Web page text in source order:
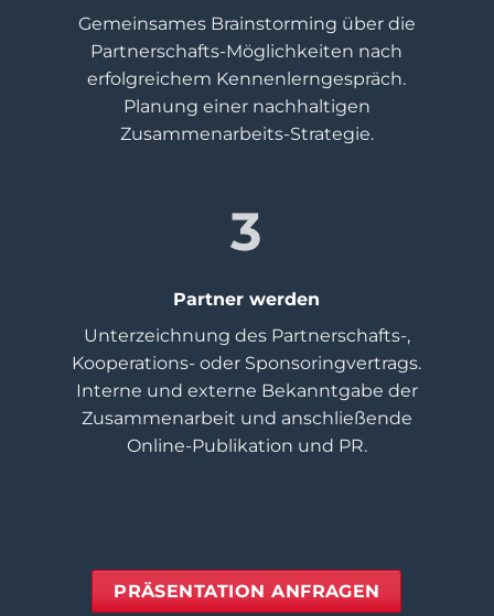
Gemeinsames Brainstorming über die
Partnerschafts-Möglichkeiten nach
erfolgreichem Kennenlerngespräch.
Planung einer nachhaltigen
Zusammenarbeits-Strategie.
3
Partner werden
Unterzeichnung des Partnerschafts-,
Kooperations- oder Sponsoringvertrags.
Interne und externe Bekanntgabe der
Zusammenarbeit und anschließende
Online-Publikation und PR.
PRÄSENTATION ANFRAGEN